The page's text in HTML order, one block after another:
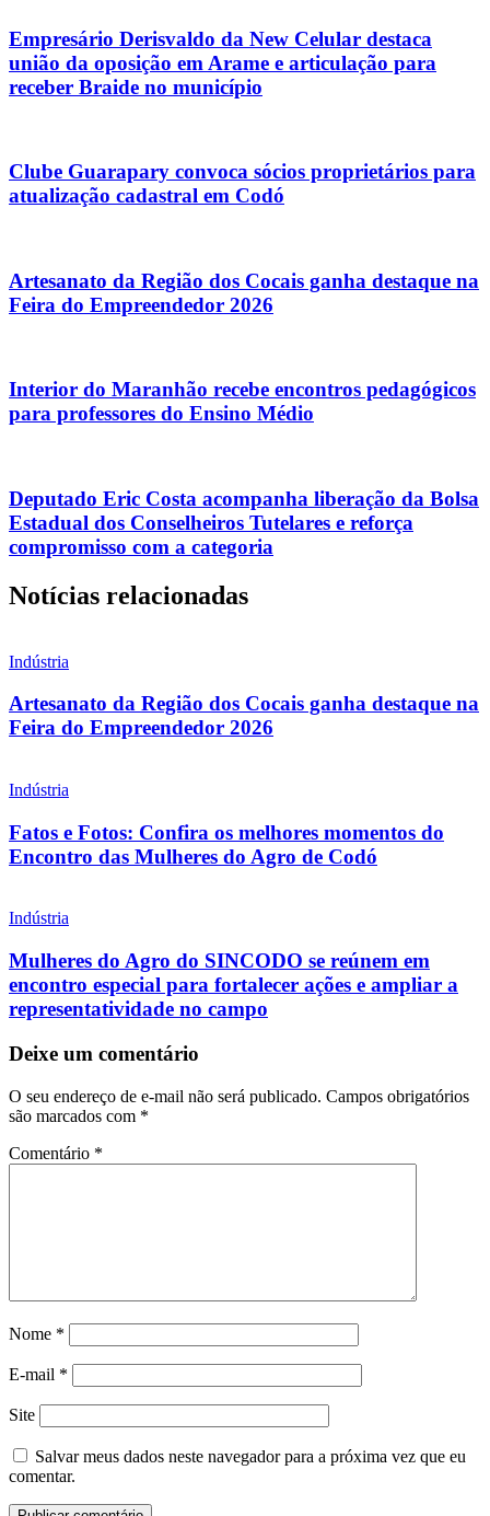
Empresário Derisvaldo da New Celular destaca
união da oposição em Arame e articulação para
receber Braide no município
Clube Guarapary convoca sócios proprietários para
atualização cadastral em Codó
Artesanato da Região dos Cocais ganha destaque na
Feira do Empreendedor 2026
Interior do Maranhão recebe encontros pedagógicos
para professores do Ensino Médio
Deputado Eric Costa acompanha liberação da Bolsa
Estadual dos Conselheiros Tutelares e reforça
compromisso com a categoria
Notícias relacionadas
Indústria
Artesanato da Região dos Cocais ganha destaque na
Feira do Empreendedor 2026
Indústria
Fatos e Fotos: Confira os melhores momentos do
Encontro das Mulheres do Agro de Codó
Indústria
Mulheres do Agro do SINCODO se reúnem em
encontro especial para fortalecer ações e ampliar a
representatividade no campo
Deixe um comentário
O seu endereço de e-mail não será publicado. Campos obrigatórios
são marcados com *
Comentário *
Nome *
E-mail *
Site
Salvar meus dados neste navegador para a próxima vez que eu
comentar.